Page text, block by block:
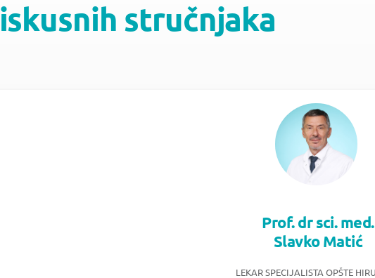
iskusnih stručnjaka
Prof. dr sci. med.
Slavko Matić
LEKAR SPECIJALISTA OPŠTE